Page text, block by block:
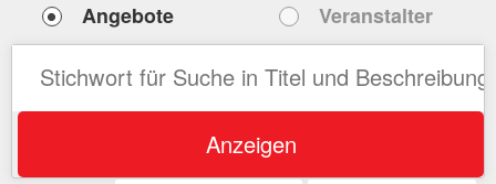
Angebote Veranstalter
Anzeigen